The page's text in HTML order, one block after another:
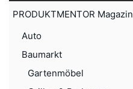
PRODUKTMENTOR Magazin
Auto
Baumarkt
Gartenmöbel